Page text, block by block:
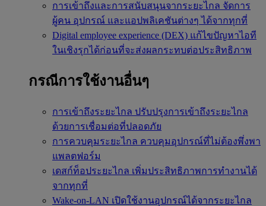
การเข้าถึงและการสนับสนุนจากระยะไกล จัดการ
ผู้คน อุปกรณ์ และแอปพลิเคชันต่างๆ ได้จากทุกที่
Digital employee experience (DEX) แก้ไขปัญหาไอที
ในเชิงรุกได้ก่อนที่จะส่งผลกระทบต่อประสิทธิภาพ
กรณีการใช้งานอื่นๆ
การเข้าถึงระยะไกล ปรับปรุงการเข้าถึงระยะไกล
ด้วยการเชื่อมต่อที่ปลอดภัย
การควบคุมระยะไกล ควบคุมอุปกรณ์ที่ไม่ต้องพึ่งพา
แพลตฟอร์ม
เดสก์ท็อประยะไกล เพิ่มประสิทธิภาพการทำงานได้
จากทุกที่
Wake-on-LAN เปิดใช้งานอุปกรณ์ได้จากระยะไกล